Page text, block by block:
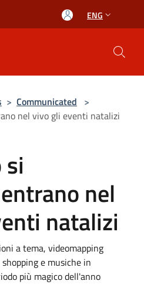
ENG
> Communicated >
nel vivo gli eventi natalizi
si
nel
natalizi
a tema, videomapping
e musiche in
più magico dell'anno